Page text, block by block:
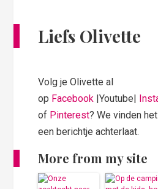
Liefs Olivette
Volg je Olivette al
op Facebook |Youtube|
of Pinterest? We vinden
een berichtje achterlaat.
More from my site